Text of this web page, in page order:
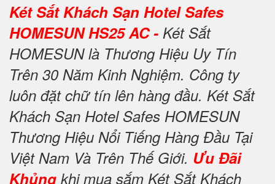
Két Sắt Khách Sạn Hotel Safes
HOMESUN HS25 AC - Két Sắt
HOMESUN là Thương Hiệu Uy Tín
Trên 30 Năm Kinh Nghiệm. Công ty
luôn đặt chữ tín lên hàng đầu. Két Sắt
Khách Sạn Hotel Safes HOMESUN
Thương Hiệu Nổi Tiếng Hàng Đầu Tại
Việt Nam Và Trên Thế Giới. Ưu Đãi
Khủng khi mua sắm Két Sắt Khách